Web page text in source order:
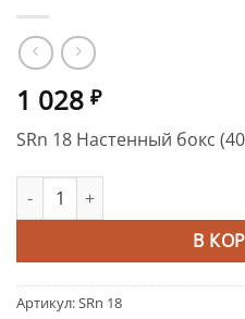
1 028 ₽
SRn 18 Настенный бокс
Количество товара SRn 18
В
Alternative:
Артикул:SRn 18